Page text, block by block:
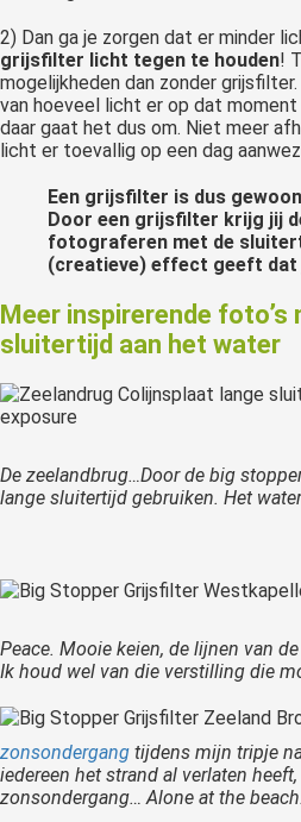
2) Dan ga je zorgen dat er minder
grijsfilter licht tegen te houden!
mogelijkheden dan zonder
van hoeveel licht er op dat moment
daar gaat het dus om. Niet meer
licht er toevallig op een dag
Een grijsfilter is dus gewoon
Door een grijsfilter krijg jij
fotograferen met de
(creatieve) effect geeft dat
Meer inspirerende foto’s
sluitertijd aan het water
De zeelandbrug…Door de big
lange sluitertijd gebruiken. Het
Peace. Mooie keien, de lijnen van
Ik houd wel van die verstilling die
zonsondergang tijdens mijn tripje
iedereen het strand al verlaten
zonsondergang… Alone at the